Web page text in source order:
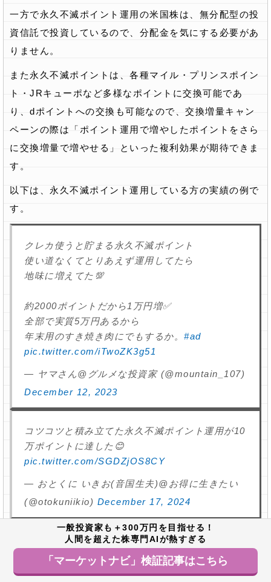
一方で永久不滅ポイント運用の米国株は、無分配型の投
資信託で投資しているので、分配金を気にする必要があ
りません。
また永久不滅ポイントは、各種マイル・プリンスポイン
ト・JRキューポなど多様なポイントに交換可能であ
り、dポイントへの交換も可能なので、交換増量キャン
ペーンの際は「ポイント運用で増やしたポイントをさら
に交換増量で増やせる」といった複利効果が期待できま
す。
以下は、永久不滅ポイント運用している方の実績の例で
す。
クレカ使うと貯まる永久不滅ポイント
使い道なくてとりあえず運用してたら
地味に増えてた💯
約2000ポイントだから1万円増✅
全部で実質5万円あるから
年末用のすき焼き肉にでもするか。 #ad
pic.twitter.com/iTwoZK3g51
— ヤマさん@グルメな投資家 (@mountain_107)
December 12, 2023
コツコツと積み立てた永久不滅ポイント運用が10
万ポイントに達した😊
pic.twitter.com/SGDZjOS8CY
— おとくに いきお(音国生夫)@お得に生きたい
(@otokuniikio) December 17, 2024
永久不滅ポイント運用は、以下の人におすすめです。
長期運用で利益を出したい人
一般投資家も＋300万円を目指せる！
人間を超えた株専門AIが熱すぎる
「マーケットナビ」検証記事はこちら